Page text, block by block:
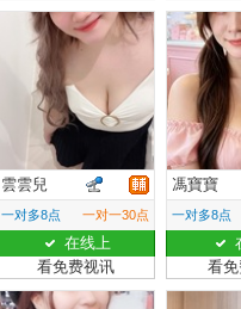
雲雲兒
一对多8点 一对一30点
在线上
看免费视讯
馮寶寶
一对多8点
看